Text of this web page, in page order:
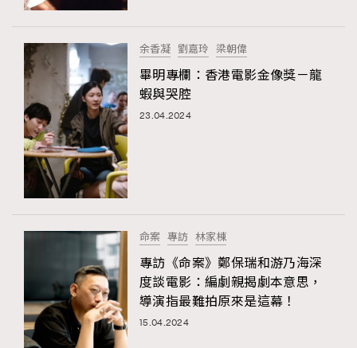
余香凝 劉嘉玲 梁朝偉
畢明專欄：香港電影金像獎－龍
蝦與哭腔
23.04.2024
命案 專訪 林家棟
專訪《命案》鄭保瑞和游乃海深
度談電影：編劇親揭劇本意思，
導演指最難拍原來是這幕！
15.04.2024